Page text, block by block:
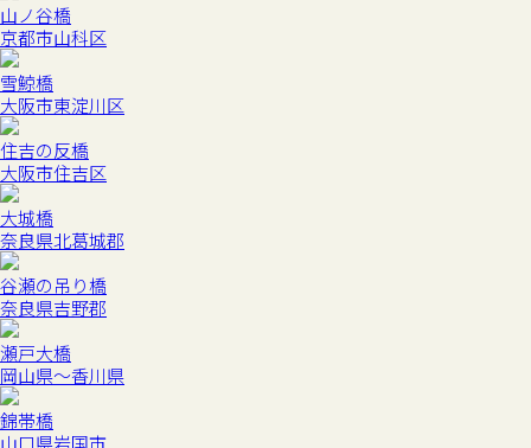
山ノ谷橋
京都市山科区
雪鯨橋
大阪市東淀川区
住吉の反橋
大阪市住吉区
大城橋
奈良県北葛城郡
谷瀬の吊り橋
奈良県吉野郡
瀬戸大橋
岡山県～香川県
錦帯橋
山口県岩国市